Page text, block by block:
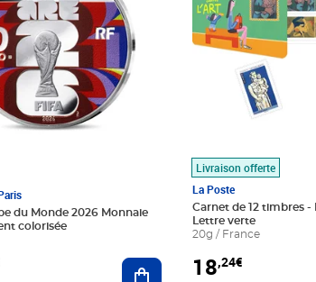
du Monde 2026 Monnaie
colorisée
Ajouter au panier
Livraison offerte
La Poste
Carnet de 12 timbres -
Lettre verte
20g / France
18,24€